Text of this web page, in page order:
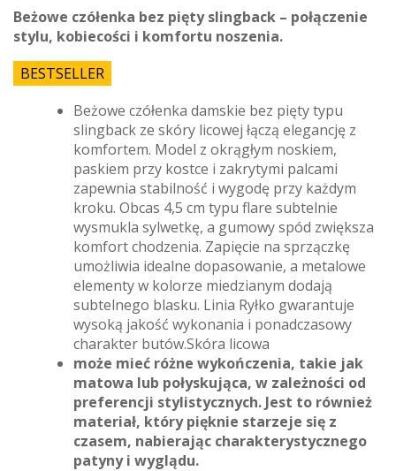
Beżowe czółenka bez pięty slingback – połączenie
stylu, kobiecości i komfortu noszenia.
BESTSELLER
Beżowe czółenka damskie bez pięty typu
slingback ze skóry licowej łączą elegancję z
komfortem. Model z okrągłym noskiem,
paskiem przy kostce i zakrytymi palcami
zapewnia stabilność i wygodę przy każdym
kroku. Obcas 4,5 cm typu flare subtelnie
wysmukla sylwetkę, a gumowy spód zwiększa
komfort chodzenia. Zapięcie na sprzączkę
umożliwia idealne dopasowanie, a metalowe
elementy w kolorze miedzianym dodają
subtelnego blasku. Linia Ryłko gwarantuje
wysoką jakość wykonania i ponadczasowy
charakter butów.Skóra licowa
może mieć różne wykończenia, takie jak
matowa lub połyskująca, w zależności od
preferencji stylistycznych. Jest to również
materiał, który pięknie starzeje się z
czasem, nabierając charakterystycznego
patyny i wyglądu.